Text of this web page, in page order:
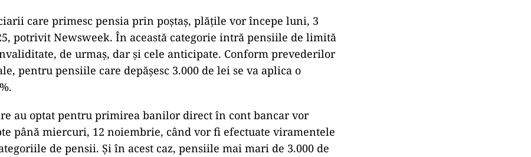
care primesc pensia prin poștaș, plățile vor începe luni, 3
potrivit Newsweek. În această categorie intră pensiile de limită
de urmaș, dar și cele anticipate. Conform prevederilor
pentru pensiile care depășesc 3.000 de lei se va aplica o
au optat pentru primirea banilor direct în cont bancar vor
până miercuri, 12 noiembrie, când vor fi efectuate viramentele
de pensii. Și în acest caz, pensiile mai mari de 3.000 de